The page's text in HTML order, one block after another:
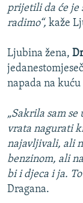
prijetili da će je
radimo“, kaže
Ljubina žena,
napada na
„Sakrila sam se
vrata nagurati
najavljivali, ali
benzinom, ali
bi i djeca i ja.
Dragana.